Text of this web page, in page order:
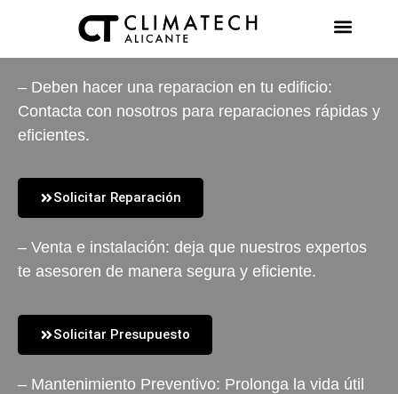
– Deben hacer una reparacion en tu edificio:
Contacta con nosotros para reparaciones rápidas y
eficientes.
Solicitar Reparación
– Venta e instalación: deja que nuestros expertos
te asesoren de manera segura y eficiente.
Solicitar Presupuesto
– Mantenimiento Preventivo: Prolonga la vida útil